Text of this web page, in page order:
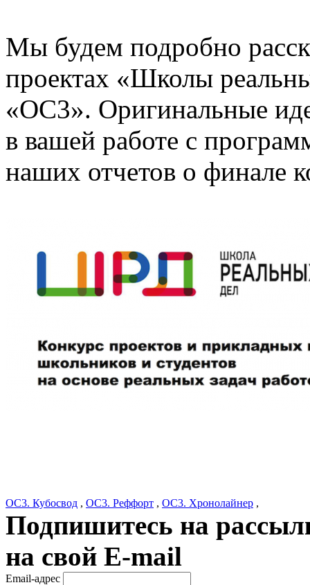
Мы будем подробно
проектах «Школы
«ОС3». Оригинальные
в вашей работе с
наших отчетов о финале
ОС3. Кубосвод , ОС3. Реффорт , ОС3. Хронолайнер ,
Подпишитесь на
на свой E-mail
Email-адрес